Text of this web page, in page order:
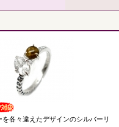
各々違えたデザインのシルバーリ